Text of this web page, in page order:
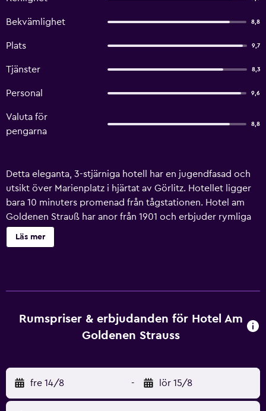
Bekvämlighet 8,8
Plats 9,7
Tjänster 8,3
Personal 9,6
Valuta för
pengarna
8,8
Detta eleganta, 3-stjärniga hotell har en jugendfasad och
utsikt över Marienplatz i hjärtat av Görlitz. Hotellet ligger
bara 10 minuters promenad från tågstationen. Hotel am
Goldenen Strauß har anor från 1901 och erbjuder rymliga
rum som är individuellt inredda med jugendinslag och
sängar med nya resårmadrasser. WiFi är gratis på hela
Mitt emot hotellet ligger en privat och säker parkering
med videoövervakning.
Läs mer
Rumspriser & erbjudanden för Hotel Am
Goldenen Strauss
fre 14/8 - lör 15/8